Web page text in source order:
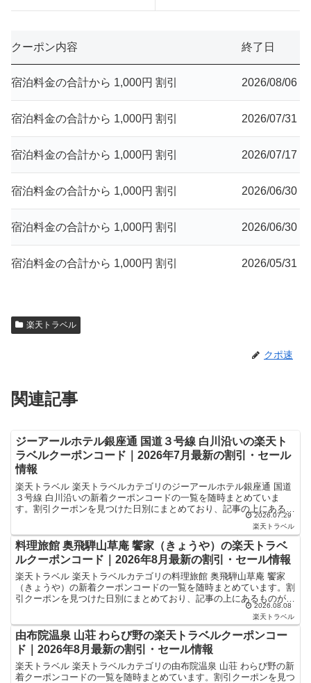
クーポン内容 終了日
宿泊料金の合計から 1,000円 割引 2026/08/06
宿泊料金の合計から 1,000円 割引 2026/07/31
宿泊料金の合計から 1,000円 割引 2026/07/17
宿泊料金の合計から 1,000円 割引 2026/06/30
宿泊料金の合計から 1,000円 割引 2026/06/30
宿泊料金の合計から 1,000円 割引 2026/05/31
楽天トラベル
クポ速
関連記事
ジーアールホテル銀座通 国道３号線 白川沿いの楽天ト
ラベルクーポンコード｜2026年7月最新の割引・セール
情報
楽天トラベル 楽天トラベルカテゴリのジーアールホテル銀座通 国道
３号線 白川沿いの新着クーポンコードの一覧を随時まとめていま
す。割引クーポンを見つけた日別にまとめており、記事の上にあるも
のが最新の割引クーポンになります。ホテル・旅館宿泊の予...2026.07.29
楽天トラベル
料理旅館 奥飛騨山草庵 饗家（きょうや）の楽天トラベ
ルクーポンコード｜2026年8月最新の割引・セール情報
楽天トラベル 楽天トラベルカテゴリの料理旅館 奥飛騨山草庵 饗家
（きょうや）の新着クーポンコードの一覧を随時まとめています。割
引クーポンを見つけた日別にまとめており、記事の上にあるものが最
新の割引クーポンになります。ホテル・旅館宿泊の予約な...2026.08.08
楽天トラベル
由布院温泉 山荘 わらび野の楽天トラベルクーポンコー
ド｜2026年8月最新の割引・セール情報
楽天トラベル 楽天トラベルカテゴリの由布院温泉 山荘 わらび野の新
着クーポンコードの一覧を随時まとめています。割引クーポンを見つ